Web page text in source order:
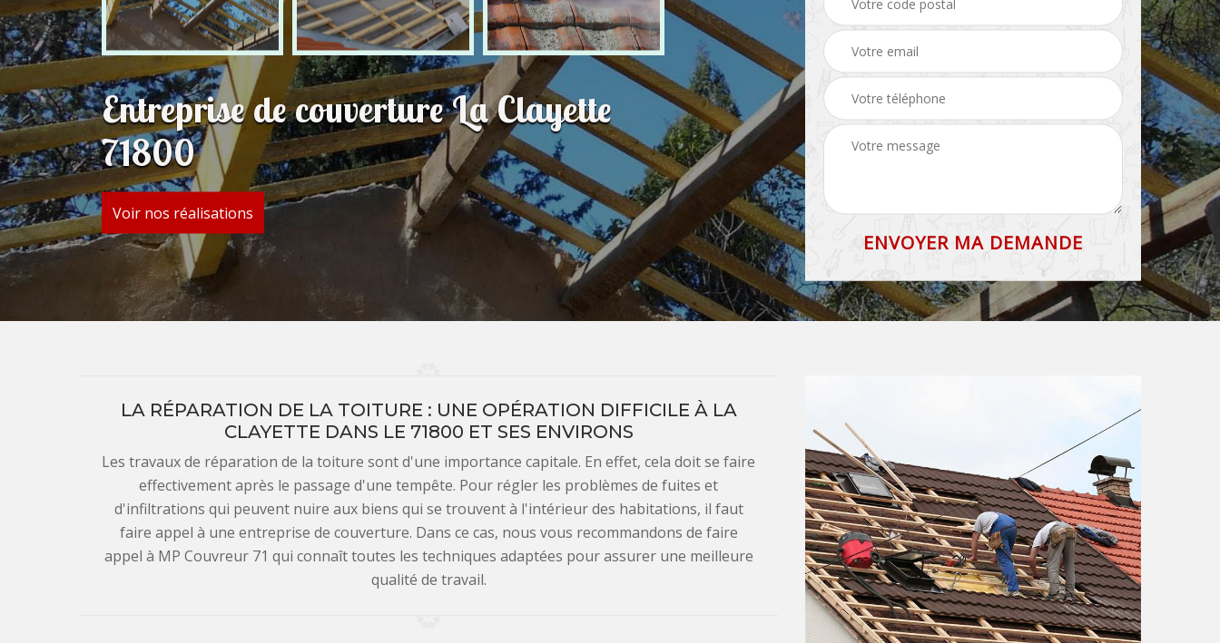
Entreprise de couverture La Clayette
71800
Voir nos réalisations
LA RÉPARATION DE LA TOITURE : UNE OPÉRATION DIFFICILE À LA
CLAYETTE DANS LE 71800 ET SES ENVIRONS
Les travaux de réparation de la toiture sont d'une importance capitale. En effet, cela doit se faire
effectivement après le passage d'une tempête. Pour régler les problèmes de fuites et
d'infiltrations qui peuvent nuire aux biens qui se trouvent à l'intérieur des habitations, il faut
faire appel à une entreprise de couverture. Dans ce cas, nous vous recommandons de faire
appel à MP Couvreur 71 qui connaît toutes les techniques adaptées pour assurer une meilleure
qualité de travail.